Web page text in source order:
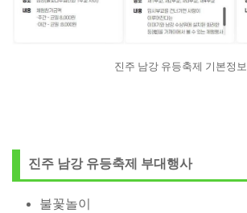
진주 남강 유등축제 기본정보
진주 남강 유등축제 부대행사
불꽃놀이